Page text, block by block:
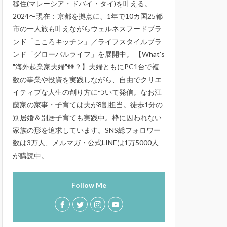
移住(マレーシア・ドバイ・タイ)を叶える。
2024〜現在：京都を拠点に、1年で10カ国25都
市の一人旅も叶えながらウェルネスフードブラ
ンド「こころキッチン」／ライフスタイルブラ
ンド「グローバルライフ」を展開中。 【What's
"海外起業家夫婦"👫？】夫婦ともにPC1台で複
数の事業や投資を実践しながら、自由でクリエ
イティブな人生の創り方について発信。なお江
藤家の家事・子育ては夫が8割担当。徒歩1分の
別居婚＆別居子育ても実践中。枠に囚われない
家族の形を追求しています。SNS総フォロワー
数は3万人、メルマガ・公式LINEは1万5000人
が購読中。
Follow Me